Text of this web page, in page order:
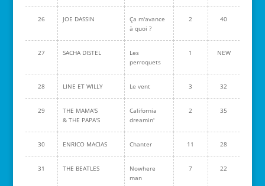
26 JOE DASSIN
Ça m'avance
à quoi ?
2 40
27 SACHA DISTEL
Les
perroquets
1 NEW
28 LINE ET WILLY Le vent 3 32
29
THE MAMA'S
& THE PAPA'S
California
dreamin'
2 35
30 ENRICO MACIAS Chanter 11 28
31 THE BEATLES
Nowhere
man
7 22